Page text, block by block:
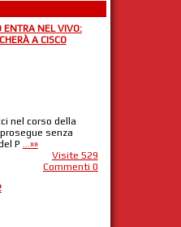
NEL VIVO:
A CISCO
nel corso della
senza
P ...»»
Visite 529
Commenti 0